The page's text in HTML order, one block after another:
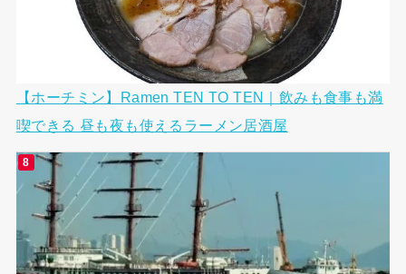
【ホーチミン】Ramen TEN TO TEN｜飲みも食事も満
喫できる 昼も夜も使えるラーメン居酒屋